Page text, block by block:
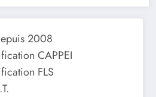
2008
CAPPEI
FLS